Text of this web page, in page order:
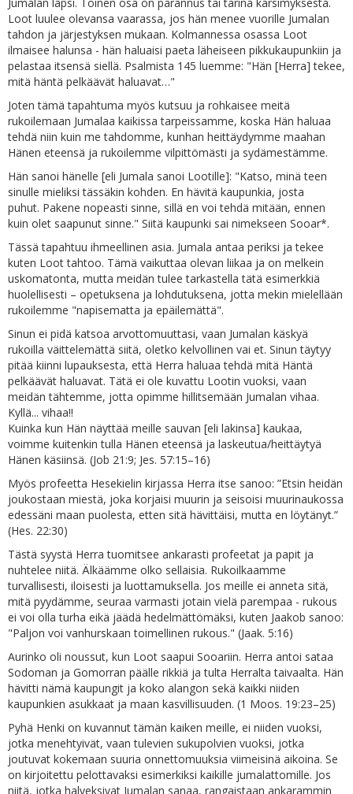
Loot luulee olevansa vaarassa, jos hän menee vuorille Jumalan
tahdon ja järjestyksen mukaan. Kolmannessa osassa Loot
ilmaisee halunsa - hän haluaisi paeta läheiseen pikkukaupunkiin ja
pelastaa itsensä siellä. Psalmista 145 luemme: "Hän [Herra] tekee,
mitä häntä pelkäävät haluavat…"
Joten tämä tapahtuma myös kutsuu ja rohkaisee meitä
rukoilemaan Jumalaa kaikissa tarpeissamme, koska Hän haluaa
tehdä niin kuin me tahdomme, kunhan heittäydymme maahan
Hänen eteensä ja rukoilemme vilpittömästi ja sydämestämme.
Hän sanoi hänelle [eli Jumala sanoi Lootille]: "Katso, minä teen
sinulle mieliksi tässäkin kohden. En hävitä kaupunkia, josta
puhut. Pakene nopeasti sinne, sillä en voi tehdä mitään, ennen
kuin olet saapunut sinne." Siitä kaupunki sai nimekseen Sooar*.
Tässä tapahtuu ihmeellinen asia. Jumala antaa periksi ja tekee
kuten Loot tahtoo. Tämä vaikuttaa olevan liikaa ja on melkein
uskomatonta, mutta meidän tulee tarkastella tätä esimerkkiä
huolellisesti – opetuksena ja lohdutuksena, jotta mekin mielellään
rukoilemme "napisematta ja epäilemättä".
Sinun ei pidä katsoa arvottomuuttasi, vaan Jumalan käskyä
rukoilla väittelemättä siitä, oletko kelvollinen vai et. Sinun täytyy
pitää kiinni lupauksesta, että Herra haluaa tehdä mitä Häntä
pelkäävät haluavat. Tätä ei ole kuvattu Lootin vuoksi, vaan
meidän tähtemme, jotta opimme hillitsemään Jumalan vihaa.
Kyllä... vihaa!!
Kuinka kun Hän näyttää meille sauvan [eli lakinsa] kaukaa,
voimme kuitenkin tulla Hänen eteensä ja laskeutua/heittäytyä
Hänen käsiinsä. (Job 21:9; Jes. 57:15–16)
Myös profeetta Hesekielin kirjassa Herra itse sanoo: ”Etsin heidän
joukostaan miestä, joka korjaisi muurin ja seisoisi muurinaukossa
edessäni maan puolesta, etten sitä hävittäisi, mutta en löytänyt.”
(Hes. 22:30)
Tästä syystä Herra tuomitsee ankarasti profeetat ja papit ja
nuhtelee niitä. Älkäämme olko sellaisia. Rukoilkaamme
turvallisesti, iloisesti ja luottamuksella. Jos meille ei anneta sitä,
mitä pyydämme, seuraa varmasti jotain vielä parempaa - rukous
ei voi olla turha eikä jäädä hedelmättömäksi, kuten Jaakob sanoo:
"Paljon voi vanhurskaan toimellinen rukous." (Jaak. 5:16)
Aurinko oli noussut, kun Loot saapui Sooariin. Herra antoi sataa
Sodoman ja Gomorran päälle rikkiä ja tulta Herralta taivaalta. Hän
hävitti nämä kaupungit ja koko alangon sekä kaikki niiden
kaupunkien asukkaat ja maan kasvillisuuden. (1 Moos. 19:23–25)
Pyhä Henki on kuvannut tämän kaiken meille, ei niiden vuoksi,
jotka menehtyivät, vaan tulevien sukupolvien vuoksi, jotka
joutuvat kokemaan suuria onnettomuuksia viimeisinä aikoina. Se
on kirjoitettu pelottavaksi esimerkiksi kaikille jumalattomille. Jos
niitä, jotka halveksivat Jumalan sanaa, rangaistaan ​​ankarammin